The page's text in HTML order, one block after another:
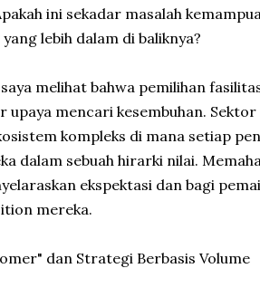
ini sekadar masalah
lebih dalam di baliknya?
melihat bahwa pemilihan
upaya mencari kesembuhan.
kompleks di mana setiap
dalam sebuah hirarki nilai.
ekspektasi dan bagi
mereka.
dan Strategi Berbasis Volume